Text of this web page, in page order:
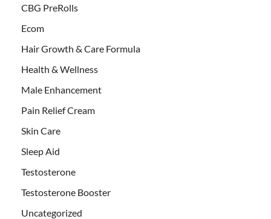
CBG PreRolls
Ecom
Hair Growth & Care Formula
Health & Wellness
Male Enhancement
Pain Relief Cream
Skin Care
Sleep Aid
Testosterone
Testosterone Booster
Uncategorized